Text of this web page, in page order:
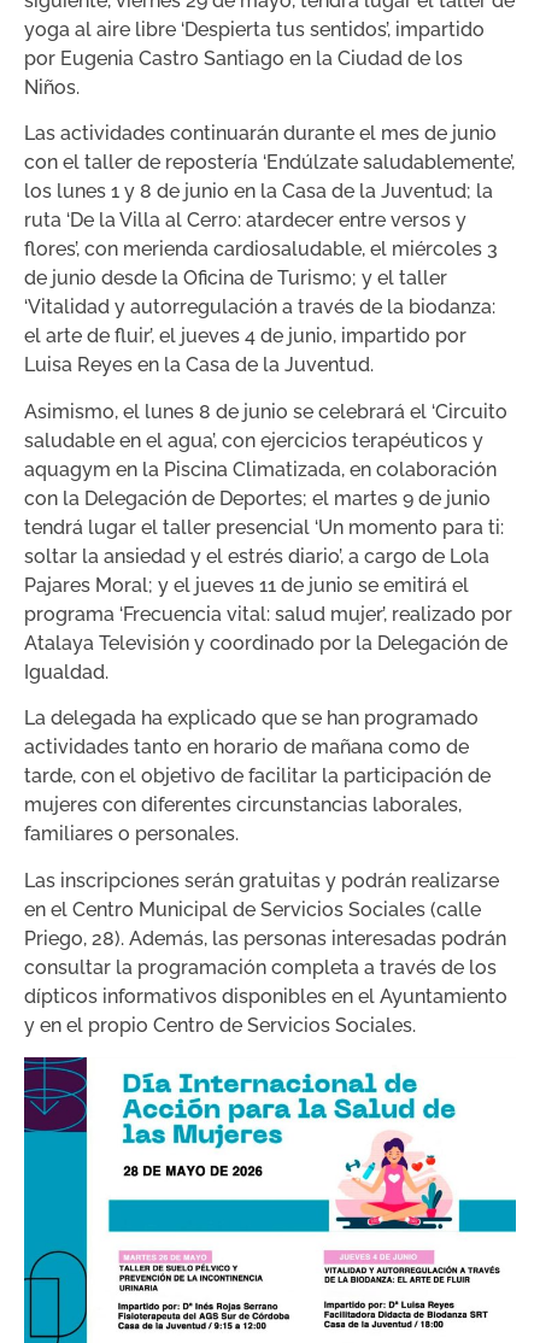
yoga al aire libre ‘Despierta tus sentidos’, impartido
por Eugenia Castro Santiago en la Ciudad de los
Niños.
Las actividades continuarán durante el mes de junio
con el taller de repostería ‘Endúlzate saludablemente’,
los lunes 1 y 8 de junio en la Casa de la Juventud; la
ruta ‘De la Villa al Cerro: atardecer entre versos y
flores’, con merienda cardiosaludable, el miércoles 3
de junio desde la Oficina de Turismo; y el taller
‘Vitalidad y autorregulación a través de la biodanza:
el arte de fluir’, el jueves 4 de junio, impartido por
Luisa Reyes en la Casa de la Juventud.
Asimismo, el lunes 8 de junio se celebrará el ‘Circuito
saludable en el agua’, con ejercicios terapéuticos y
aquagym en la Piscina Climatizada, en colaboración
con la Delegación de Deportes; el martes 9 de junio
tendrá lugar el taller presencial ‘Un momento para ti:
soltar la ansiedad y el estrés diario’, a cargo de Lola
Pajares Moral; y el jueves 11 de junio se emitirá el
programa ‘Frecuencia vital: salud mujer’, realizado por
Atalaya Televisión y coordinado por la Delegación de
Igualdad.
La delegada ha explicado que se han programado
actividades tanto en horario de mañana como de
tarde, con el objetivo de facilitar la participación de
mujeres con diferentes circunstancias laborales,
familiares o personales.
Las inscripciones serán gratuitas y podrán realizarse
en el Centro Municipal de Servicios Sociales (calle
Priego, 28). Además, las personas interesadas podrán
consultar la programación completa a través de los
dípticos informativos disponibles en el Ayuntamiento
y en el propio Centro de Servicios Sociales.